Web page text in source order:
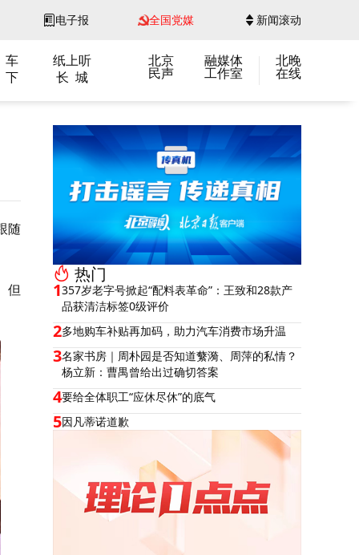
电子报 全国党媒 新闻滚动
车
纸上听
下
长 城
北京
民声
融媒体
工作室
北晚
在线
随
但
热门
1357岁老字号掀起“配料表革命”：王致和28款产
品获清洁标签0级评价
2多地购车补贴再加码，助力汽车消费市场升温
3名家书房｜周朴园是否知道蘩漪、周萍的私情？
杨立新：曹禺曾给出过确切答案
4要给全体职工“应休尽休”的底气
5因凡蒂诺道歉